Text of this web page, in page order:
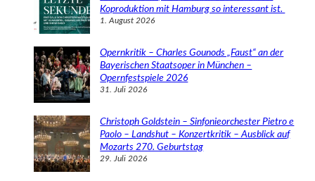
Koproduktion mit Hamburg so interessant ist.
1. August 2026
Opernkritik – Charles Gounods „Faust“ an der
Bayerischen Staatsoper in München –
Opernfestspiele 2026
31. Juli 2026
Christoph Goldstein – Sinfonieorchester Pietro e
Paolo – Landshut – Konzertkritik – Ausblick auf
Mozarts 270. Geburtstag
29. Juli 2026